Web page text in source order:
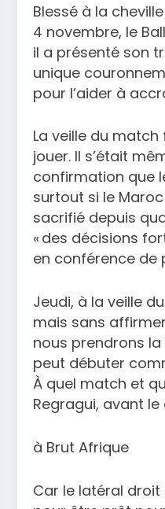
Blessé à la
4 novembre, le
il a présenté son
unique
pour l’aider à
La veille du
jouer. Il s’était
confirmation que
surtout si le
sacrifié depuis
« des décisions
en conférence de
Jeudi, à la veille
mais sans
nous prendrons la
peut débuter
À quel match et
Regragui, avant
à Brut Afrique
Car le latéral